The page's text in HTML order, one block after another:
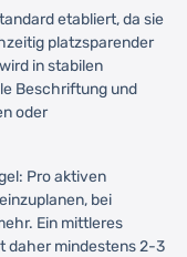
etabliert, da sie
platzsparender
in stabilen
Beschriftung und
oder
Pro aktiven
bei
Ein mittleres
daher mindestens 2-3